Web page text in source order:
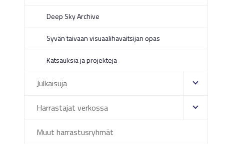
Deep Sky Archive
Syvän taivaan visuaalihavaitsijan opas
Katsauksia ja projekteja
Julkaisuja
Harrastajat verkossa
Muut harrastusryhmät